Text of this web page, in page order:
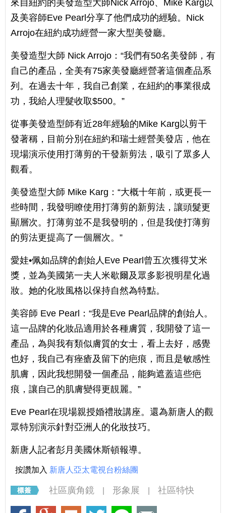
來自紐約的美發造型大師Nick Arrojo、Mike Karg以
及美容師Eve Pearl分享了他們成功的經驗。Nick
Arrojo在紐約成功經營一家大型美發廳。
美發造型大師 Nick Arrojo：“我們有50名美發師，有
自己的產品，全美有75家美發廳經營著這個產品系
列。在過去十年，我自己創業，在紐約的事業很成
功，我給人理髮收取$500。”
從事美發造型師有近28年經驗的Mike Karg以剪干
發著稱，目前分別在紐約和瑞士經營美發店，他在
現場演示使用打薄剪的干發新剪法，吸引了眾多人
觀看。
美發造型大師 Mike Karg：“大概十年前，或更長一
些時間，我發明瞭使用打薄剪的新剪法，讓頭髮更
顯層次。打薄剪並不是我發明的，但是我使打薄剪
的剪法更提高了一個層次。”
愛娃•佩如品牌的創始人Eve Pearl曾五次獲得艾米
獎，並為美國第一夫人米歇爾及眾多影視明星化過
妝。她的化妝風格以保持自然為特點。
美容師 Eve Pearl：“我是Eve Pearl品牌的創始人。
這一品牌的化妝品適用於各種膚質，我開發了這一
產品，為與我有類似膚質的女士，看上去好，感覺
也好，我自己有痤瘡及留下的疤痕，而且是敏感性
肌膚，因此我想開發一個產品，能夠遮蓋這些疤
痕，讓自己的肌膚變得更靚麗。”
Eve Pearl在現場親授婚禮妝講座。還為新唐人的觀
眾特別演示針對亞洲人的化妝技巧。
新唐人記者彭月美國休斯頓報導。
按讚加入 新唐人亞太電視台粉絲團
社區廣角鏡 形象展 社區特快